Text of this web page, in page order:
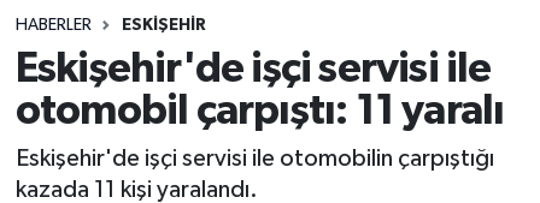
HABERLER ESKIŞEHIR
Eskişehir'de işçi servisi ile
otomobil çarpıştı: 11 yaralı
Eskişehir'de işçi servisi ile otomobilin çarpıştığı
kazada 11 kişi yaralandı.
Spor
Teknoloji